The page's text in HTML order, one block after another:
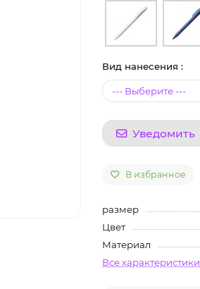
Вид нанесения :
Уведомить
В избранное
размер
Цвет
Материал
Все характеристики